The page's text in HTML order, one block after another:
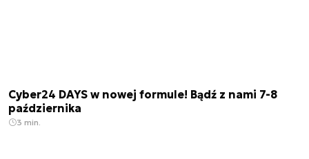
Cyber24 DAYS w nowej formule! Bądź z nami 7-8
października
3 min.